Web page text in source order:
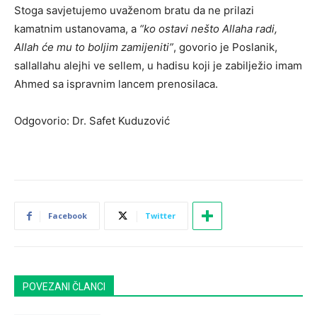
Stoga savjetujemo uvaženom bratu da ne prilazi
kamatnim ustanovama, a “ko ostavi nešto Allaha radi,
Allah će mu to boljim zamijeniti”, govorio je Poslanik,
sallallahu alejhi ve sellem, u hadisu koji je zabilježio imam
Ahmed sa ispravnim lancem prenosilaca.
Odgovorio: Dr. Safet Kuduzović
Facebook Twitter
POVEZANI ČLANCI